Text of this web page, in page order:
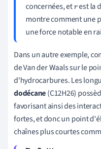
concernées, etrest la
montre comment une
une force notable en
Dans un autre exemple,
de Van der Waals sur le
d'hydrocarbures. Les
dodécane(C12H26)
favorisant ainsi des
fortes, et donc un point
chaînes plus courtes